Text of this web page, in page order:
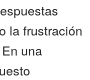
la frustración
una